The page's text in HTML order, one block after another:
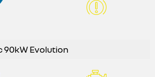
90kW Evolution